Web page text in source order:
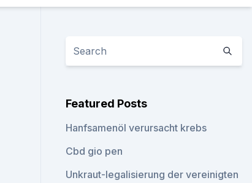
Featured Posts
Hanfsamenöl verursacht krebs
Cbd gio pen
Unkraut-legalisierung der vereinigten